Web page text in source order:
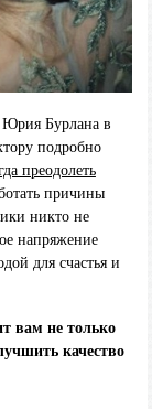
Юрия Бурлана в
подробно
преодолеть
причины
никто не
напряжение
для счастья и
вам не только
качество